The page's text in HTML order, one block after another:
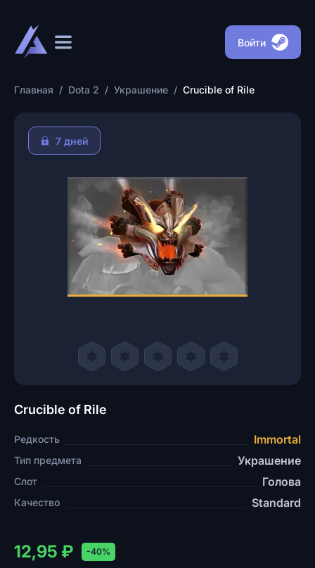
Войти
Главная / Dota 2 / Украшение / Crucible of Rile
7 дней
Crucible of Rile
Редкость Immortal
Тип предмета Украшение
Слот Голова
Качество Standard
12,95 ₽ -40%